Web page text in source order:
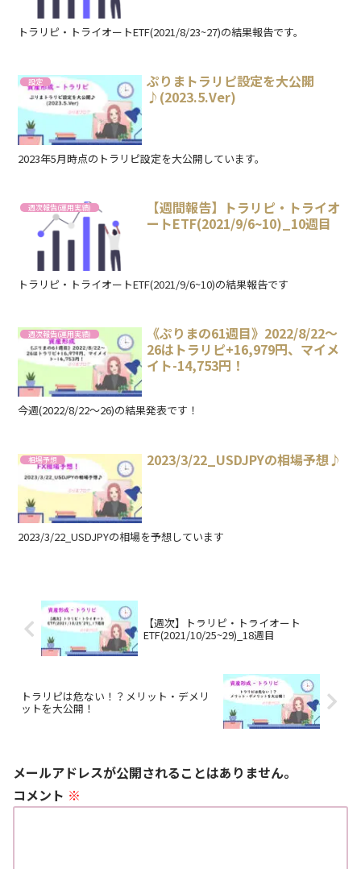
トラリピ・トライオートETF(2021/8/23~27)の結果報告です。
設定
ぷりまトラリピ設定を大公開
♪(2023.5.Ver)
2023年5月時点のトラリピ設定を大公開しています。
週次報告(運用実績)
【週間報告】トラリピ・トライオ
ートETF(2021/9/6~10)_10週目
トラリピ・トライオートETF(2021/9/6~10)の結果報告です
週次報告(運用実績)
《ぷりまの61週目》2022/8/22～
26はトラリピ+16,979円、マイメ
イト-14,753円！
今週(2022/8/22～26)の結果発表です！
相場予想 2023/3/22_USDJPYの相場予想♪
2023/3/22_USDJPYの相場を予想しています
【週次】トラリピ・トライオート
ETF(2021/10/25~29)_18週目
トラリピは危ない！？メリット・デメリ
ットを大公開！
メールアドレスが公開されることはありません。
コメント ※